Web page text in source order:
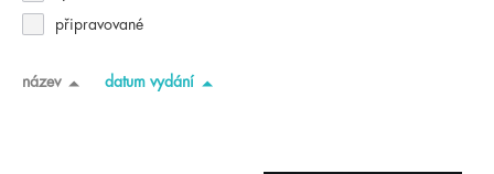
připravované
název datum vydání